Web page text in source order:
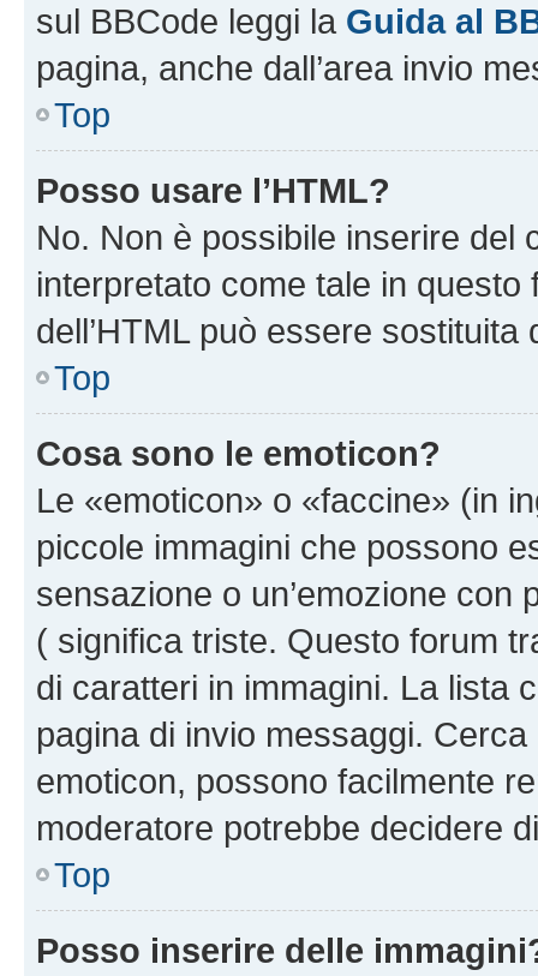
sul BBCode leggi la Guida al
pagina, anche dall’area invio
Top
Posso usare l’HTML?
No. Non è possibile inserire del
interpretato come tale in
dell’HTML può essere sostituita
Top
Cosa sono le emoticon?
Le «emoticon» o «faccine» (in
piccole immagini che possono
sensazione o un’emozione
( significa triste. Questo forum
di caratteri in immagini. La lista
pagina di invio messaggi.
emoticon, possono facilmente
moderatore potrebbe decidere
Top
Posso inserire delle